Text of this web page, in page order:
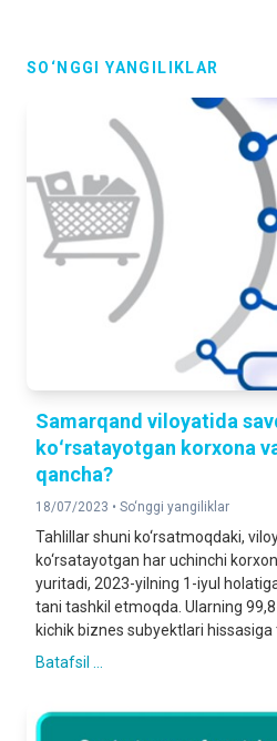
SO‘NGGI YANGILIKLAR
Samarqand viloyatida
koʻrsatayotgan korxona
qancha?
18/07/2023 • So‘nggi yangiliklar
Tahlillar shuni ko‘rsatmoqdaki,
ko‘rsatayotgan har uchinchi
yuritadi, 2023-yilning 1-iyul
tani tashkil etmoqda. Ularning
kichik biznes subyektlari hissasiga
Batafsil ...